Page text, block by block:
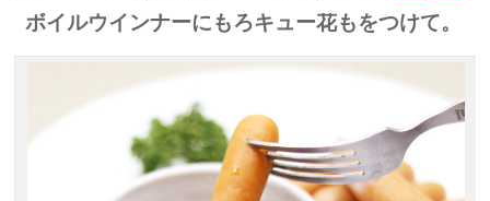
ボイルウインナーにもろキュー花もをつけて。